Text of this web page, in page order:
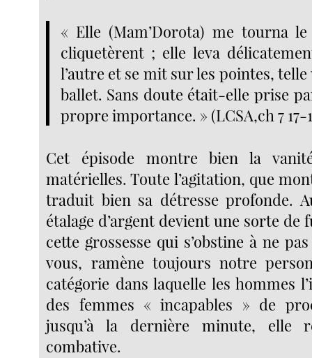
« Elle (Mam’Dorota) me tourna
cliquetèrent ; elle leva
l’autre et se mit sur les pointes, telle
ballet. Sans doute était-elle prise
propre importance. » (LCSA,ch 7 17-
Cet épisode montre bien la
matérielles. Toute l’agitation, que
traduit bien sa détresse profonde.
étalage d’argent devient une sorte de
cette grossesse qui s’obstine à ne
vous, ramène toujours notre
catégorie dans laquelle les hommes
des femmes « incapables » de
jusqu’à la dernière minute, elle
combative.